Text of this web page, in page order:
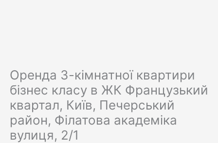
Оренда 3-кімнатної квартири
бізнес класу в ЖК Французький
квартал, Київ, Печерський
район, Філатова академіка
вулиця, 2/1